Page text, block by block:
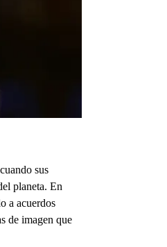
sus
planeta. En
a acuerdos
de imagen que